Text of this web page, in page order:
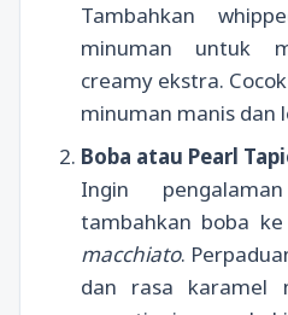
Tambahkan
minuman untuk
creamy ekstra.
minuman manis dan
Boba atau Pearl
Ingin
tambahkan boba
macchiato.
dan rasa karamel